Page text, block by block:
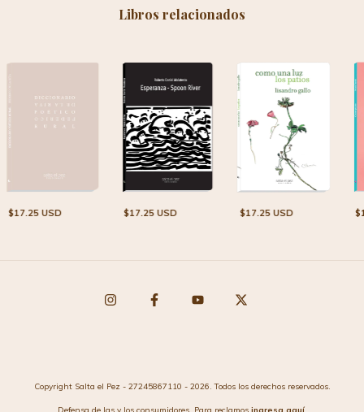
Libros relacionados
$17.25 USD $17.25 USD $17.25 USD
Copyright Salta el Pez - 27245867110 - 2026. Todos los derechos reservados.